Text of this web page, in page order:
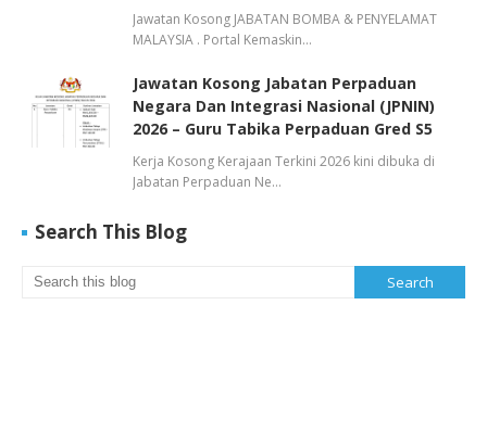
Jawatan Kosong JABATAN BOMBA & PENYELAMAT
MALAYSIA . Portal Kemaskin…
Jawatan Kosong Jabatan Perpaduan
Negara Dan Integrasi Nasional (JPNIN)
2026 – Guru Tabika Perpaduan Gred S5
Kerja Kosong Kerajaan Terkini 2026 kini dibuka di
Jabatan Perpaduan Ne…
Search This Blog